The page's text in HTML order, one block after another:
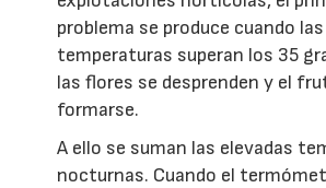
problema se produce cuando las
temperaturas superan los 35
las flores se desprenden y el
formarse.
A ello se suman las elevadas
nocturnas. Cuando el